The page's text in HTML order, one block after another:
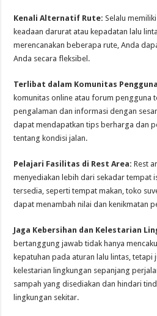
Kenali Alternatif Rute: Selalu
keadaan darurat atau kepadatan lalu
merencanakan beberapa rute, Anda
Anda secara fleksibel.
Terlibat dalam Komunitas
komunitas online atau forum pengguna
pengalaman dan informasi dengan
dapat mendapatkan tips berharga dan
tentang kondisi jalan.
Pelajari Fasilitas di Rest Area: Rest
menyediakan lebih dari sekadar tempat
tersedia, seperti tempat makan, toko
dapat menambah nilai dan kenikmatan
Jaga Kebersihan dan Kelestarian
bertanggung jawab tidak hanya
kepatuhan pada aturan lalu lintas, tetapi
kelestarian lingkungan sepanjang
sampah yang disediakan dan hindari
lingkungan sekitar.